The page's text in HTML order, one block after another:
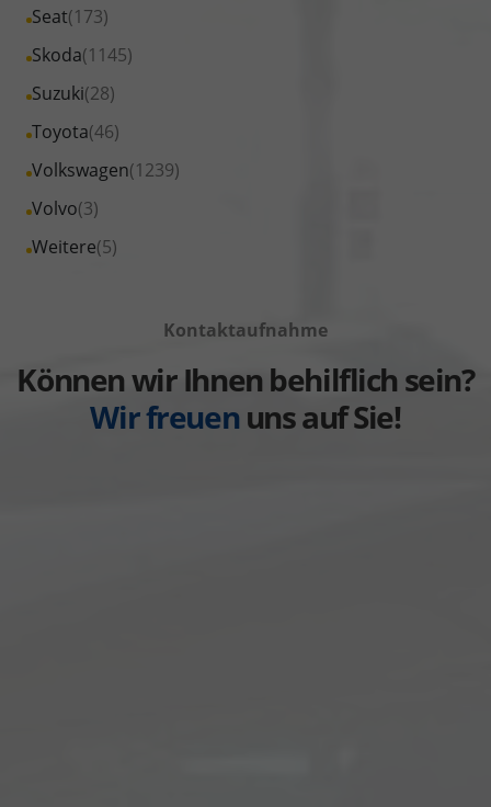
anzeigen
Peugeot
anzeigen
Fahrzeuge
Renault
anzeigen
Seat(173)
Alle
Fahrzeuge
Seat
anzeigen
Skoda(1145)
Alle
Fahrzeuge
Skoda
anzeigen
Suzuki(28)
Alle
Fahrzeuge
Suzuki
anzeigen
Toyota(46)
Alle
Fahrzeuge
Toyota
anzeigen
Volkswagen(1239)
Alle
Fahrzeuge
Volkswagen
Volvo(3)
Alle
Fahrzeuge
Weitere(5)
Alle
anzeigen
Kontaktaufnahme
Können wir Ihnen behilflich sein?
Wir freuenuns auf Sie!